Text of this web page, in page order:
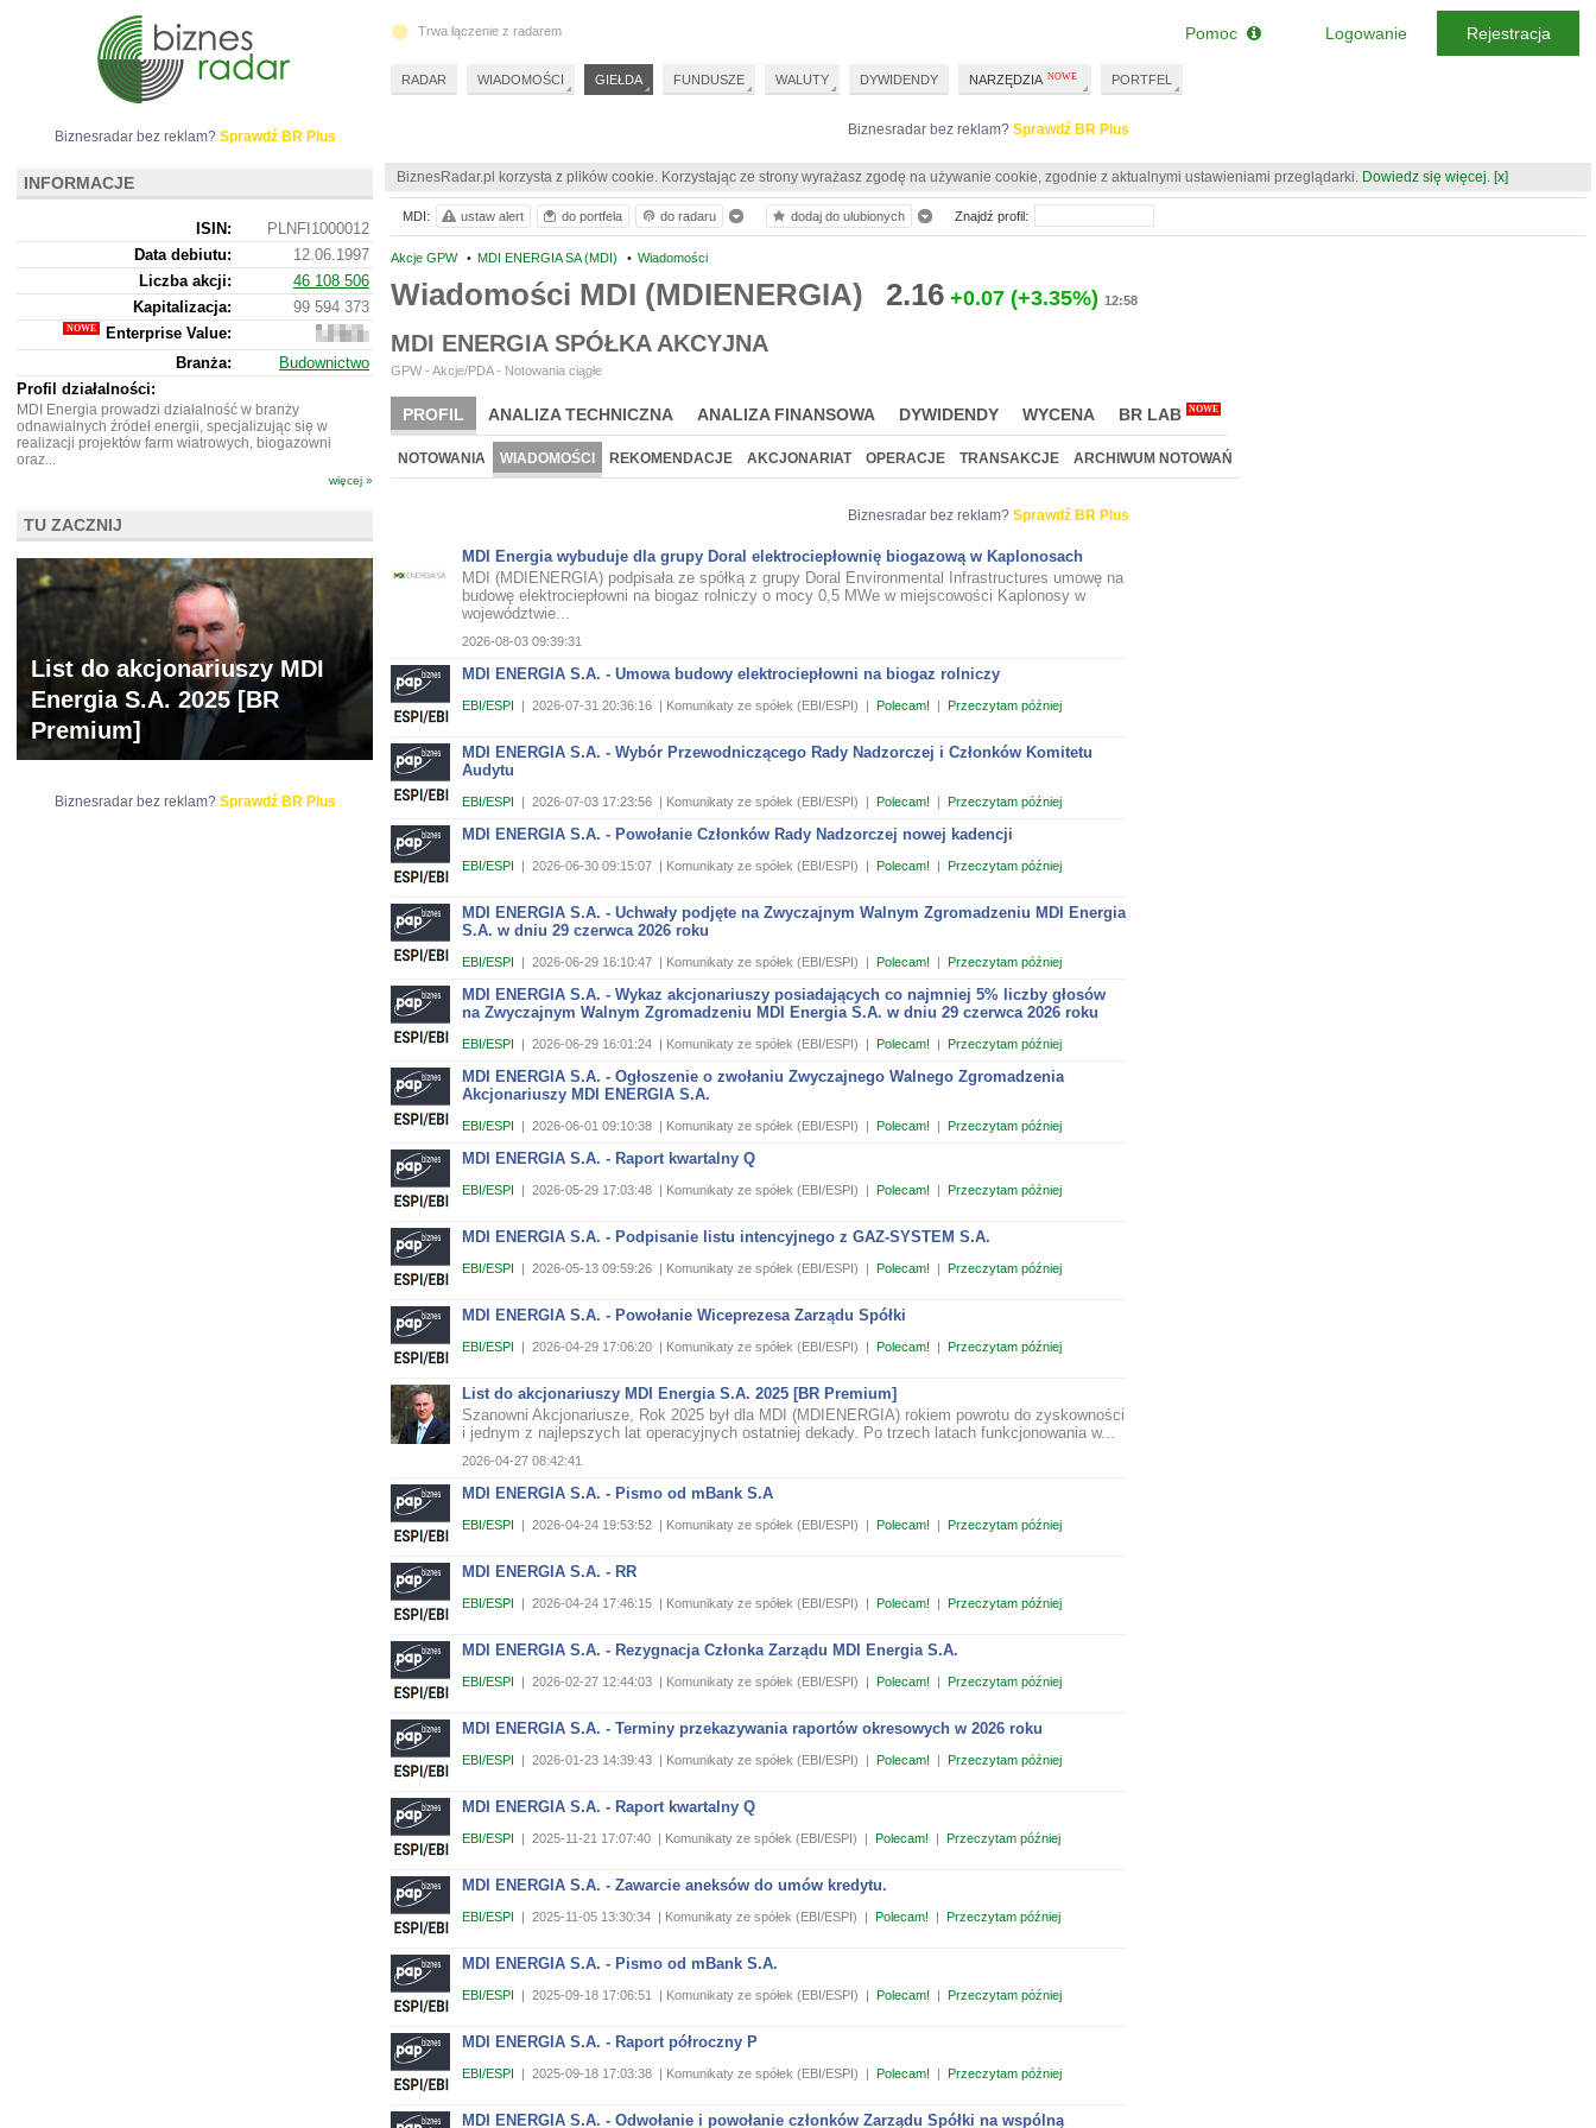
Biznesradar bez reklam? Sprawdź BR Plus
BiznesRadar.pl korzysta z plików cookie. Korzystając ze strony wyrażasz zgodę na używanie cookie, zgodnie z aktualnymi ustawieniami przeglądarki. Dowiedz się więcej. [x]
Akcje GPW • MDI ENERGIA SA (MDI) • Wiadomości
Wiadomości MDI (MDIENERGIA) 2.16 +0.07 (+3.35%) 12:58
MDI ENERGIA SPÓŁKA AKCYJNA
GPW - Akcje/PDA - Notowania ciągłe
PROFIL ANALIZA TECHNICZNA ANALIZA FINANSOWA DYWIDENDY WYCENA BR LAB NOWE
NOTOWANIA WIADOMOŚCI REKOMENDACJE AKCJONARIAT OPERACJE TRANSAKCJE ARCHIWUM NOTOWAŃ
Biznesradar bez reklam? Sprawdź BR Plus
MDI Energia wybuduje dla grupy Doral elektrociepłownię biogazową w Kaplonosach
MDI (MDIENERGIA) podpisała ze spółką z grupy Doral Environmental Infrastructures umowę na
budowę elektrociepłowni na biogaz rolniczy o mocy 0,5 MWe w miejscowości Kaplonosy w
województwie...
2026-08-03 09:39:31
MDI ENERGIA S.A. - Umowa budowy elektrociepłowni na biogaz rolniczy
EBI/ESPI | 2026-07-31 20:36:16 | Komunikaty ze spółek (EBI/ESPI) | Polecam! | Przeczytam później
MDI ENERGIA S.A. - Wybór Przewodniczącego Rady Nadzorczej i Członków Komitetu
Audytu
EBI/ESPI | 2026-07-03 17:23:56 | Komunikaty ze spółek (EBI/ESPI) | Polecam! | Przeczytam później
MDI ENERGIA S.A. - Powołanie Członków Rady Nadzorczej nowej kadencji
EBI/ESPI | 2026-06-30 09:15:07 | Komunikaty ze spółek (EBI/ESPI) | Polecam! | Przeczytam później
MDI ENERGIA S.A. - Uchwały podjęte na Zwyczajnym Walnym Zgromadzeniu MDI Energia
S.A. w dniu 29 czerwca 2026 roku
EBI/ESPI | 2026-06-29 16:10:47 | Komunikaty ze spółek (EBI/ESPI) | Polecam! | Przeczytam później
MDI ENERGIA S.A. - Wykaz akcjonariuszy posiadających co najmniej 5% liczby głosów
na Zwyczajnym Walnym Zgromadzeniu MDI Energia S.A. w dniu 29 czerwca 2026 roku
EBI/ESPI | 2026-06-29 16:01:24 | Komunikaty ze spółek (EBI/ESPI) | Polecam! | Przeczytam później
MDI ENERGIA S.A. - Ogłoszenie o zwołaniu Zwyczajnego Walnego Zgromadzenia
Akcjonariuszy MDI ENERGIA S.A.
EBI/ESPI | 2026-06-01 09:10:38 | Komunikaty ze spółek (EBI/ESPI) | Polecam! | Przeczytam później
MDI ENERGIA S.A. - Raport kwartalny Q
EBI/ESPI | 2026-05-29 17:03:48 | Komunikaty ze spółek (EBI/ESPI) | Polecam! | Przeczytam później
MDI ENERGIA S.A. - Podpisanie listu intencyjnego z GAZ-SYSTEM S.A.
EBI/ESPI | 2026-05-13 09:59:26 | Komunikaty ze spółek (EBI/ESPI) | Polecam! | Przeczytam później
MDI ENERGIA S.A. - Powołanie Wiceprezesa Zarządu Spółki
EBI/ESPI | 2026-04-29 17:06:20 | Komunikaty ze spółek (EBI/ESPI) | Polecam! | Przeczytam później
List do akcjonariuszy MDI Energia S.A. 2025 [BR Premium]
Szanowni Akcjonariusze, Rok 2025 był dla MDI (MDIENERGIA) rokiem powrotu do zyskowności
i jednym z najlepszych lat operacyjnych ostatniej dekady. Po trzech latach funkcjonowania w...
2026-04-27 08:42:41
MDI ENERGIA S.A. - Pismo od mBank S.A
EBI/ESPI | 2026-04-24 19:53:52 | Komunikaty ze spółek (EBI/ESPI) | Polecam! | Przeczytam później
MDI ENERGIA S.A. - RR
EBI/ESPI | 2026-04-24 17:46:15 | Komunikaty ze spółek (EBI/ESPI) | Polecam! | Przeczytam później
MDI ENERGIA S.A. - Rezygnacja Członka Zarządu MDI Energia S.A.
EBI/ESPI | 2026-02-27 12:44:03 | Komunikaty ze spółek (EBI/ESPI) | Polecam! | Przeczytam później
MDI ENERGIA S.A. - Terminy przekazywania raportów okresowych w 2026 roku
EBI/ESPI | 2026-01-23 14:39:43 | Komunikaty ze spółek (EBI/ESPI) | Polecam! | Przeczytam później
MDI ENERGIA S.A. - Raport kwartalny Q
EBI/ESPI | 2025-11-21 17:07:40 | Komunikaty ze spółek (EBI/ESPI) | Polecam! | Przeczytam później
MDI ENERGIA S.A. - Zawarcie aneksów do umów kredytu.
EBI/ESPI | 2025-11-05 13:30:34 | Komunikaty ze spółek (EBI/ESPI) | Polecam! | Przeczytam później
MDI ENERGIA S.A. - Pismo od mBank S.A.
EBI/ESPI | 2025-09-18 17:06:51 | Komunikaty ze spółek (EBI/ESPI) | Polecam! | Przeczytam później
MDI ENERGIA S.A. - Raport półroczny P
EBI/ESPI | 2025-09-18 17:03:38 | Komunikaty ze spółek (EBI/ESPI) | Polecam! | Przeczytam później
MDI ENERGIA S.A. - Odwołanie i powołanie członków Zarządu Spółki na wspólną
MDI: ustaw alert do portfela do radaru dodaj do ulubionych Znajdź profil:
Biznesradar bez reklam? Sprawdź BR Plus
INFORMACJE
ISIN:
PLNFI1000012
Data debiutu:
12.06.1997
Liczba akcji:
46 108 506
Kapitalizacja:
99 594 373
Enterprise Value:
92
219
373
Branża:
Budownictwo
Profil działalności:
MDI Energia prowadzi działalność w branży
odnawialnych źródeł energii, specjalizując się w
realizacji projektów farm wiatrowych, biogazowni
oraz...
więcej »
TU ZACZNIJ
List do akcjonariuszy MDI
Energia S.A. 2025 [BR
Premium]
Biznesradar bez reklam? Sprawdź BR Plus
Trwa łączenie z radarem
RADAR WIADOMOŚCI GIEŁDA FUNDUSZE WALUTY DYWIDENDY NARZĘDZIA PORTFEL
Pomoc Logowanie Rejestracja